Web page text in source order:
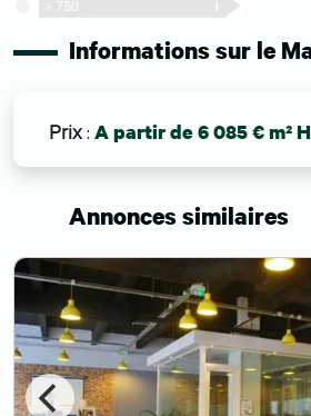
Informations sur le
Prix: A partir de 6 085 € m²
Annonces similaires